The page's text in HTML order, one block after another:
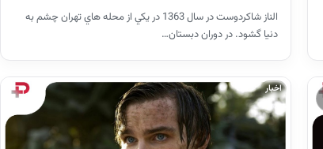
الناز شاكردوست در سال 1363 در يكي از محله هاي تهران چشم به
دنيا گشود. در دوران دبستان…
اخبار